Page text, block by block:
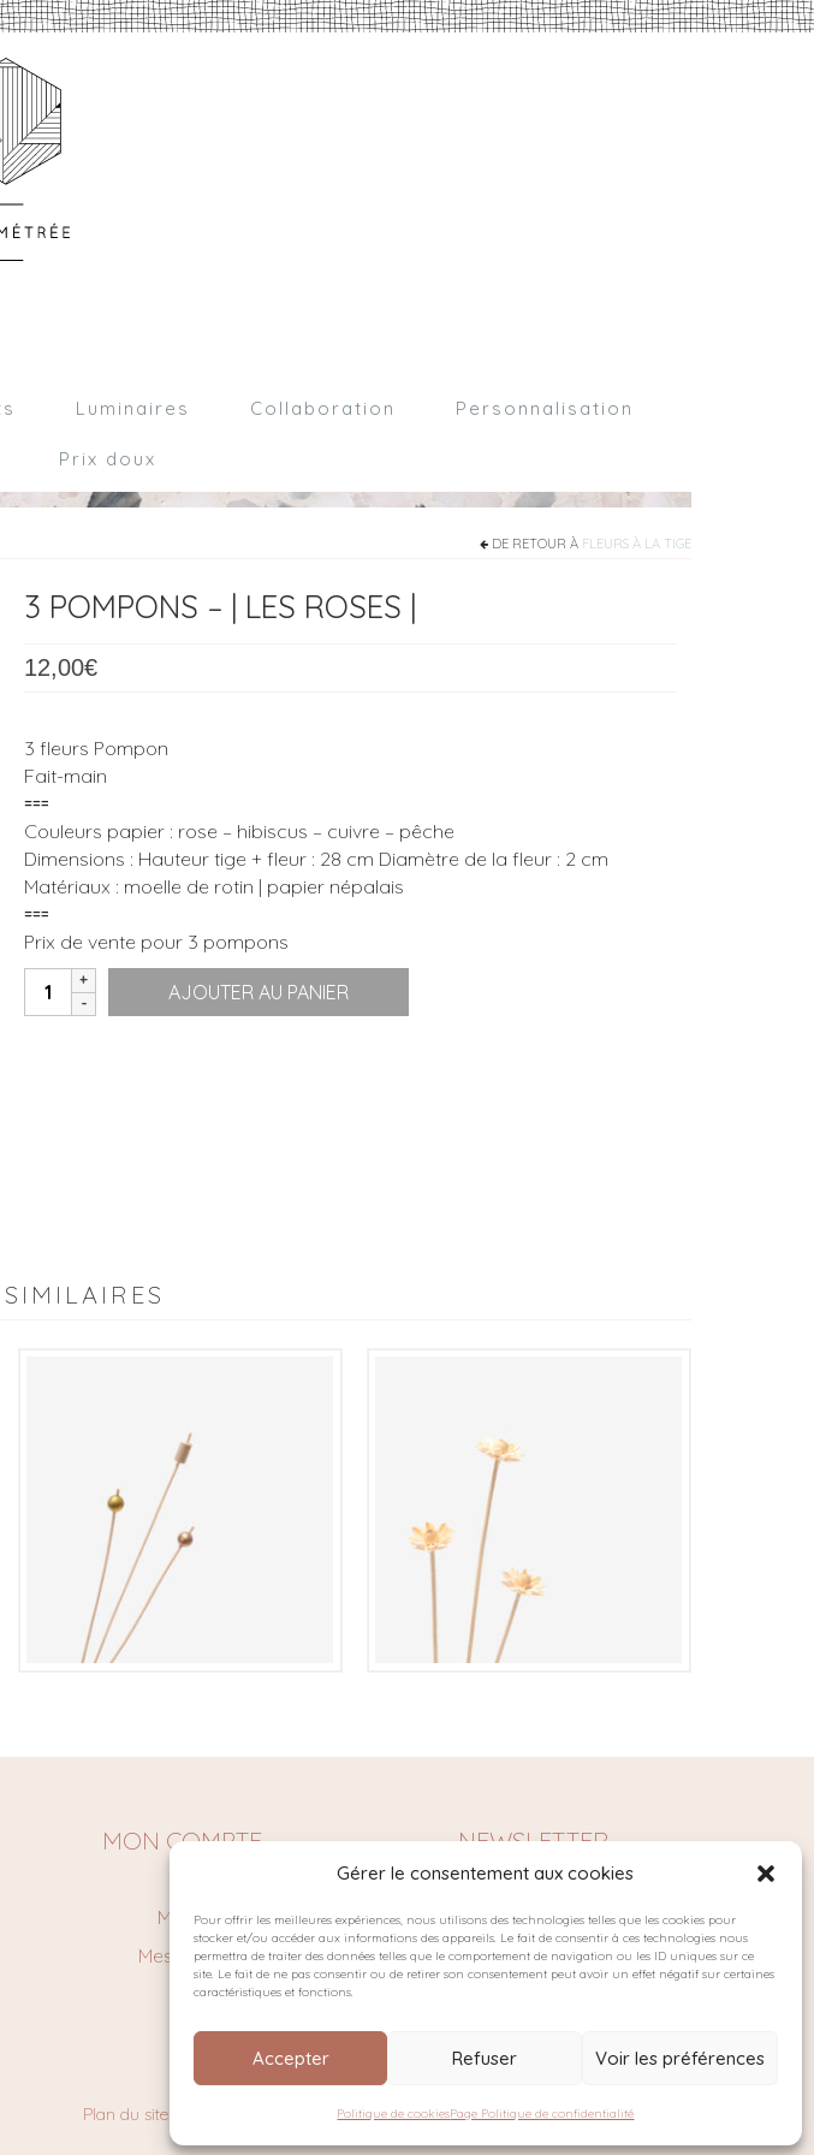
Gérer le consentement aux cookies
Pour offrir les meilleures expériences, nous utilisons des technologies telles que les cookies pour
stocker et/ou accéder aux informations des appareils. Le fait de consentir à ces technologies nous
permettra de traiter des données telles que le comportement de navigation ou les ID uniques sur ce
site. Le fait de ne pas consentir ou de retirer son consentement peut avoir un effet négatif sur certaines
caractéristiques et fonctions.
Accepter Refuser Voir les préférences
Politique de cookiesPage Politique de confidentialité
Luminaires Collaboration Personnalisation
Prix doux
DE RETOUR À FLEURS À LA TIGE
3 POMPONS – | LES ROSES |
12,00€
3 fleurs Pompon
Fait-main
⩶
Couleurs papier : rose – hibiscus – cuivre – pêche
Dimensions : Hauteur tige + fleur : 28 cm Diamètre de la fleur : 2 cm
Matériaux : moelle de rotin | papier népalais
⩶
Prix de vente pour 3 pompons
quantité
AJOUTER AU PANIER
MON COMPTE
Mon Compte
Mes commandes
Panier
NEWSLETTER
Plan du site Politique de confidentialité Cookies Conditions générales de vente